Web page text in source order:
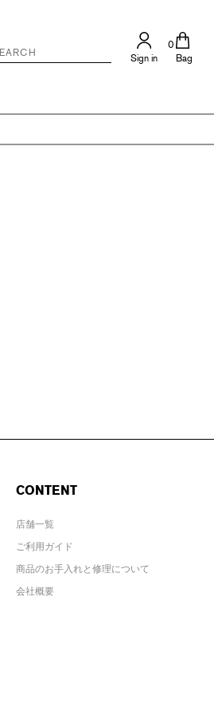
Bag
0
Sign in
CONTENT
店舗一覧
ご利用ガイド
商品のお手入れと修理について
会社概要